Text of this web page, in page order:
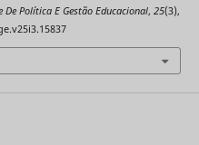
De Política E Gestão Educacional, 25(3),